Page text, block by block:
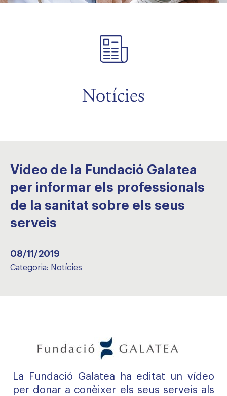
Notícies
Vídeo de la Fundació Galatea
per informar els professionals
de la sanitat sobre els seus
serveis
08/11/2019
Categoria: Notícies
La Fundació Galatea ha editat un vídeo
per donar a conèixer els seus serveis als